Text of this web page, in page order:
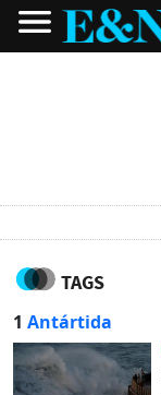
TAGS
1 Antártida